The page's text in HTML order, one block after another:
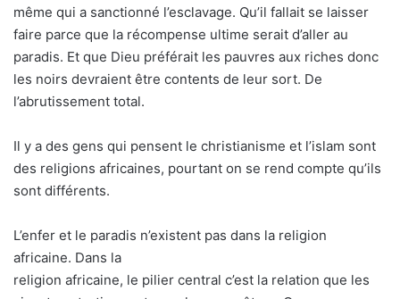
même qui a sanctionné l’esclavage. Qu’il fallait se laisser
faire parce que la récompense ultime serait d’aller au
paradis. Et que Dieu préférait les pauvres aux riches donc
les noirs devraient être contents de leur sort. De
l’abrutissement total.
Il y a des gens qui pensent le christianisme et l’islam sont
des religions africaines, pourtant on se rend compte qu’ils
sont différents.
L’enfer et le paradis n’existent pas dans la religion
africaine. Dans la
religion africaine, le pilier central c’est la relation que les